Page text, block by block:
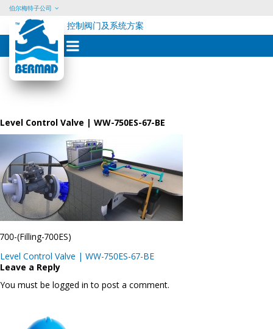
Skip
content
伯尔梅特子公司
控制阀门及系统方案
Level Control Valve | WW-750ES-67-BE
700-(Filling-700ES)
Post
navigation
Level Control Valve | WW-750ES-67-BE
Leave a Reply
You must be logged in to post a comment.